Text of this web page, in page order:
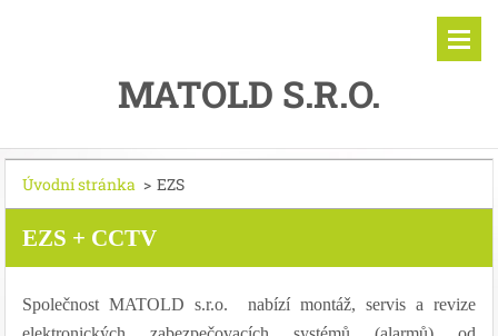
MATOLD S.R.O.
Úvodní stránka > EZS
EZS + CCTV
Společnost MATOLD s.r.o. nabízí montáž, servis a revize